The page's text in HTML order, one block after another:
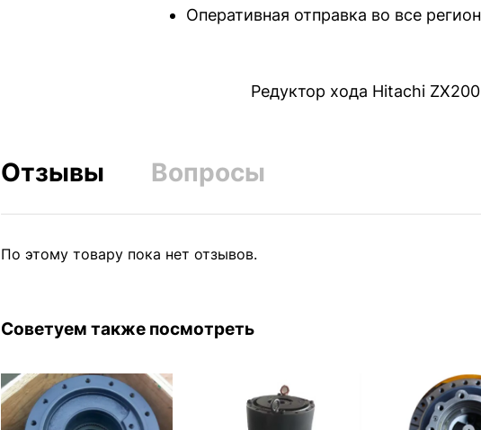
Оперативная отправка во все
Редуктор хода Hitachi
Отзывы Вопросы
По этому товару пока нет отзывов.
Советуем также посмотреть